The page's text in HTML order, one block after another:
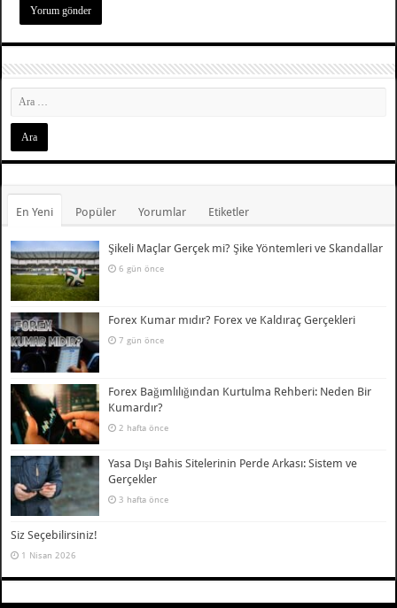
En Yeni Popüler Yorumlar Etiketler
Şikeli Maçlar Gerçek mi? Şike Yöntemleri ve Skandallar
6 gün önce
Forex Kumar mıdır? Forex ve Kaldıraç Gerçekleri
7 gün önce
Forex Bağımlılığından Kurtulma Rehberi: Neden Bir
Kumardır?
2 hafta önce
Yasa Dışı Bahis Sitelerinin Perde Arkası: Sistem ve
Gerçekler
3 hafta önce
Siz Seçebilirsiniz!
1 Nisan 2026